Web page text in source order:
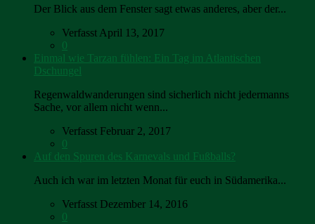
Der Blick aus dem Fenster sagt etwas anderes, aber der...
Verfasst April 13, 2017
0
Einmal wie Tarzan fühlen: Ein Tag im Atlantischen
Dschungel
Regenwaldwanderungen sind sicherlich nicht jedermanns
Sache, vor allem nicht wenn...
Verfasst Februar 2, 2017
0
Auf den Spuren des Karnevals und Fußballs?
Auch ich war im letzten Monat für euch in Südamerika...
Verfasst Dezember 14, 2016
0